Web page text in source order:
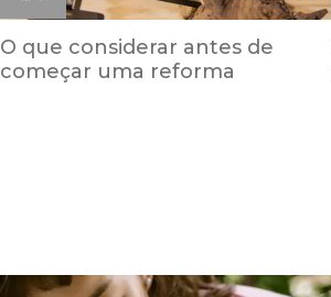
O que considerar antes de
começar uma reforma